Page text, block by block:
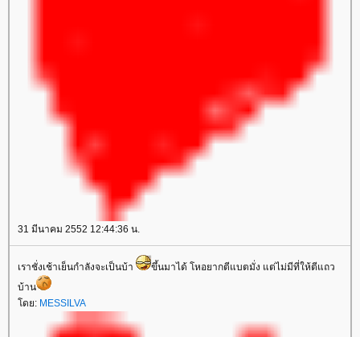
31 มีนาคม 2552 12:44:36 น.
เราชั่งเช้าเย็นกำลังจะเป็นบ้า
ขึ้นมาได้ โหอยากตีแบตมั่ง แต่ไม่มีที่ให้ตีแถว
บ้าน
ดย: MESSILVA